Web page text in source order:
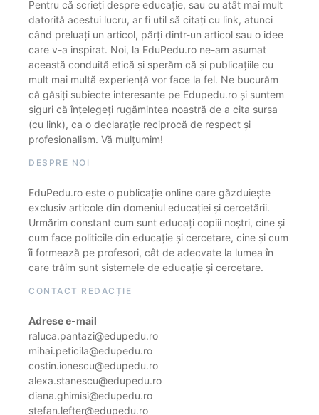
Pentru că scrieți despre educație, sau cu atât mai mult
datorită acestui lucru, ar fi util să citați cu link, atunci
când preluați un articol, părți dintr-un articol sau o idee
care v-a inspirat. Noi, la EduPedu.ro ne-am asumat
această conduită etică și sperăm că și publicațiile cu
mult mai multă experiență vor face la fel. Ne bucurăm
că găsiți subiecte interesante pe Edupedu.ro și suntem
siguri că înțelegeți rugămintea noastră de a cita sursa
(cu link), ca o declarație reciprocă de respect și
profesionalism. Vă mulțumim!
DESPRE NOI
EduPedu.ro este o publicație online care găzduiește
exclusiv articole din domeniul educației și cercetării.
Urmărim constant cum sunt educați copiii noștri, cine și
cum face politicile din educație și cercetare, cine și cum
îi formează pe profesori, cât de adecvate la lumea în
care trăim sunt sistemele de educație și cercetare.
CONTACT REDACȚIE
Adrese e-mail
raluca.pantazi@edupedu.ro
mihai.peticila@edupedu.ro
costin.ionescu@edupedu.ro
alexa.stanescu@edupedu.ro
diana.ghimisi@edupedu.ro
stefan.lefter@edupedu.ro